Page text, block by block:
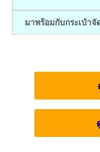
มาพร้อมกับกระเป๋าจั